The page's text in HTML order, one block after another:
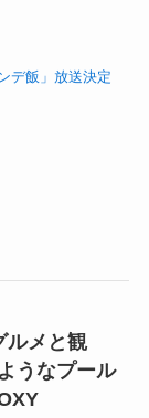
デ飯」放送決定
ルメと観
うなプール